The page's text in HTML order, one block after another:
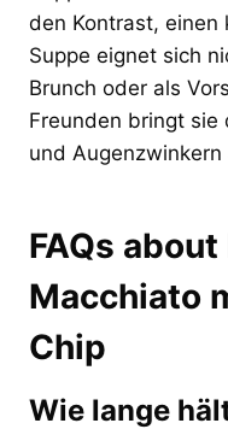
den Kontrast, einen
Suppe eignet sich
Brunch oder als
Freunden bringt sie
und
FAQs
Macchiato
Chip
Wie lange